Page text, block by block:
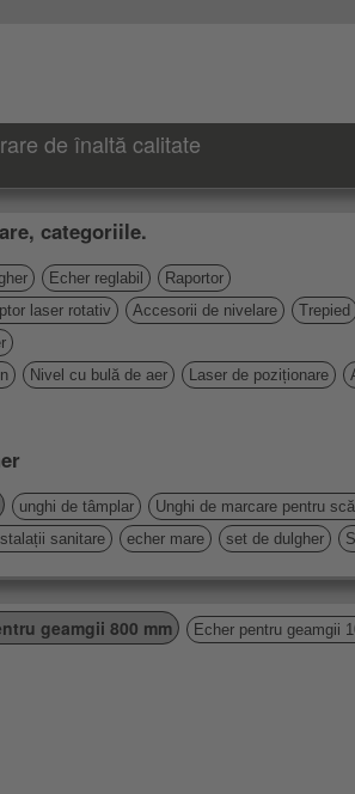
de înaltă calitate
categoriile.
Echer reglabil
Raportor
laser rotativ Accesorii de nivelare
Trepied
Nivel cu bulă de aer Laser de poziționare
unghi de tâmplar Unghi de marcare pentru
sanitare echer mare set de dulgher
geamgii 800 mm Echer pentru geamgii